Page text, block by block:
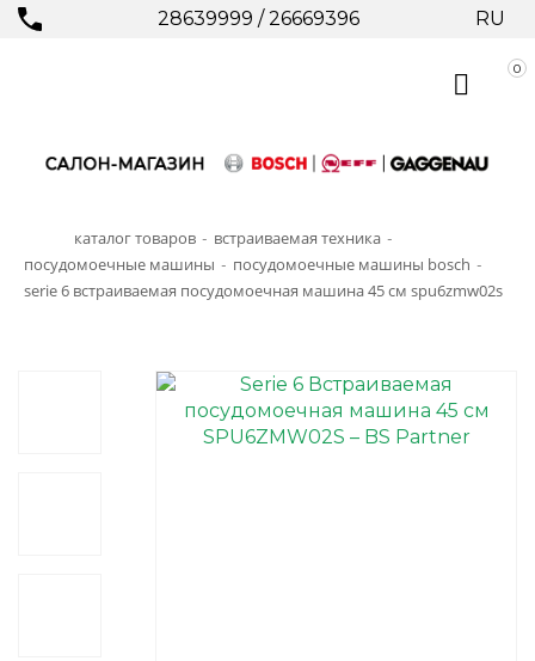
28639999 /26669396 RU
0
каталог товаров - встраиваемая техника -
посудомоечные машины - посудомоечные машины bosch -
serie 6 встраиваемая посудомоечная машина 45 см spu6zmw02s